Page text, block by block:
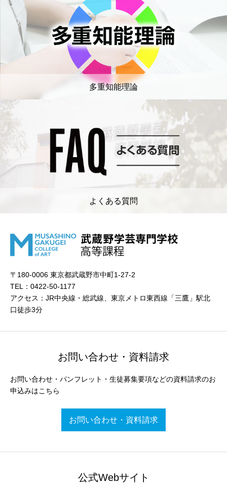
多重知能理論
よくある質問
〒180-0006 東京都武蔵野市中町1-27-2
TEL：0422-50-1177
アクセス：JR中央線・総武線、東京メトロ東西線「三鷹」駅北
口徒歩3分
お問い合わせ・資料請求
お問い合わせ・パンフレット・生徒募集要項などの資料請求のお
申込みはこちら
お問い合わせ・資料請求
公式Webサイト